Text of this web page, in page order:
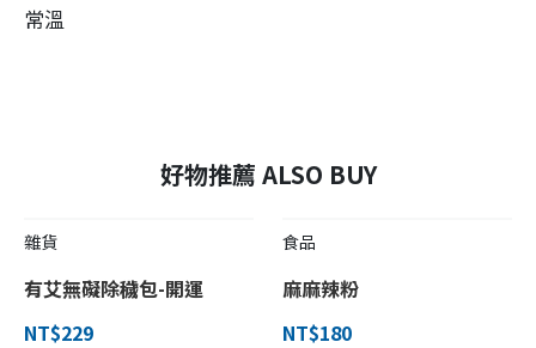
常溫
好物推薦 ALSO BUY
雜貨
有艾無礙除穢包-開運
NT$229
食品
麻麻辣粉
NT$180